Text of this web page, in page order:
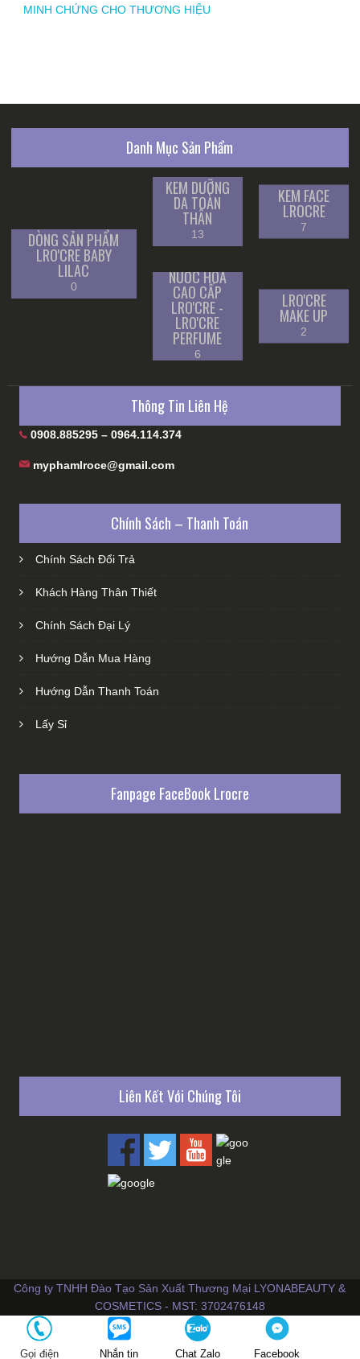
MINH CHỨNG CHO THƯƠNG HIỆU
Danh Mục Sản Phẩm
DÒNG SẢN PHẨM
LRO'CRE BABY
LILAC
0
KEM DƯỠNG
DA TOÀN
THÂN
13
KEM FACE
LROCRE
7
NƯỚC HOA
CAO CẤP
LRO'CRE -
LRO'CRE
PERFUME
6
LRO'CRE
MAKE UP
2
Thông Tin Liên Hệ
0908.885295 – 0964.114.374
myphamlroce@gmail.com
Chính Sách – Thanh Toán
Chính Sách Đổi Trả
Khách Hàng Thân Thiết
Chính Sách Đại Lý
Hướng Dẫn Mua Hàng
Hướng Dẫn Thanh Toán
Lấy Sỉ
Fanpage FaceBook Lrocre
Liên Kết Với Chúng Tôi
Công ty TNHH Đào Tạo Sản Xuất Thương Mại LYONABEAUTY &
COSMETICS - MST: 3702476148
Gọi điện Nhắn tin Chat Zalo Facebook